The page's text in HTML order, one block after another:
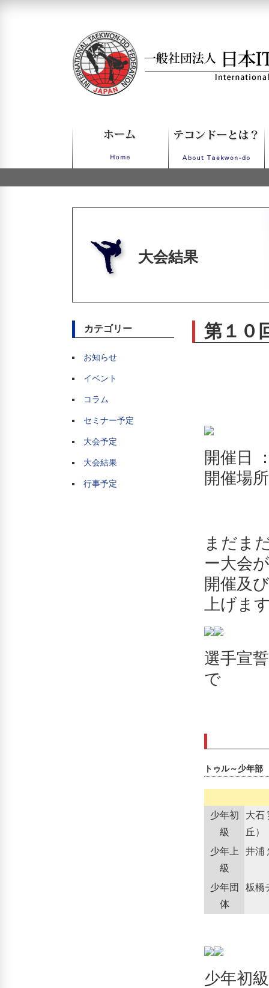
大会結果
カテゴリー
お知らせ
イベント
コラム
セミナー予定
大会予定
大会結果
行事予定
第１０
開催日
開催場
まだま
ー大会
開催及
上げま
選手
で
トゥル～少年部
少年初
級
大石
丘）
少年上
級
井浦
少年団
体
板橋
少年